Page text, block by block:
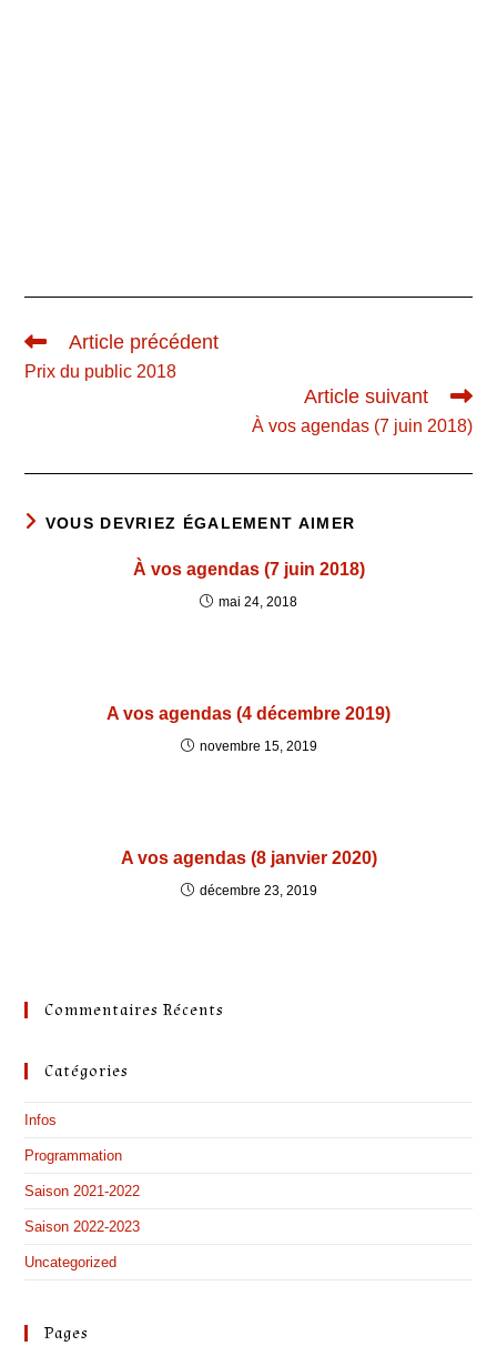
Read
more
articles
Article précédent
Prix du public 2018
Article suivant
À vos agendas (7 juin 2018)
VOUS DEVRIEZ ÉGALEMENT AIMER
À vos agendas (7 juin 2018)
mai 24, 2018
A vos agendas (4 décembre 2019)
novembre 15, 2019
A vos agendas (8 janvier 2020)
décembre 23, 2019
Commentaires Récents
Catégories
Infos
Programmation
Saison 2021-2022
Saison 2022-2023
Uncategorized
Pages